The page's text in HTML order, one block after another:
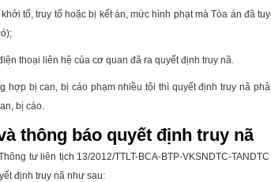
tố, truy tố hoặc bị kết án, mức hình phạt mà Tòa án đã
thoại liên hệ của cơ quan đã ra quyết định truy nã.
hợp bị can, bị cáo phạm nhiều tội thì quyết định truy nã
bị cáo.
thông báo quyết định truy nã
tư liên tịch 13/2012/TTLT-BCA-BTP-VKSNDTC-TANDTC
định truy nã như sau: